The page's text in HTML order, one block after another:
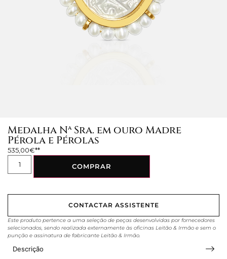
Medalha Nª Sra. em ouro Madre
Pérola e Pérolas
535,00€
COMPRAR
CONTACTAR ASSISTENTE
Este produto pertence a uma seleção de peças desenvolvidas por fornecedores
selecionados, sendo realizada externamente às oficinas Leitão & Irmão e sem o
punção e assinatura de fabricante Leitão & Irmão.
Descrição